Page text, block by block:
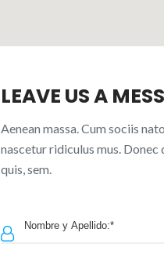
LEAVE US A
Aenean massa. Cum sociis
nascetur ridiculus mus.
quis, sem.